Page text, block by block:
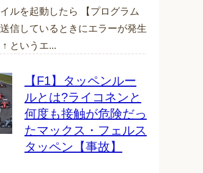
ルを起動したら 【プログラム
信しているときにエラーが発生
というエ...
【F1】タッペンルー
ルとは?ライコネンと
何度も接触が危険だっ
たマックス・フェルス
タッペン【事故】